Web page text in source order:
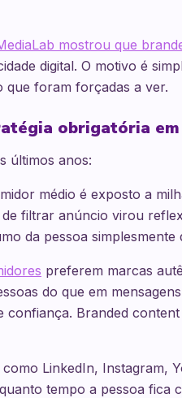
mostrou que
digital. O motivo é
que foram forçadas a ver.
obrigatória em
últimos anos:
médio é exposto a
filtrar anúncio virou
da pessoa simplesmente
preferem marcas
do que em
Branded
LinkedIn, Instagram,
tempo a pessoa fica